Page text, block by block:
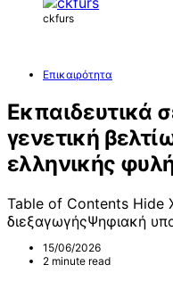
ckfurs
Επικαιρότητα
Εκπαιδευτικά
γενετική
ελληνικής
Table of Contents Hide
διεξαγωγήςΨηφιακή
15/06/2026
2 minute read